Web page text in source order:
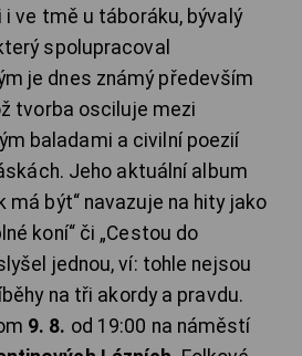
ve tmě u táboráku, bývalý
spolupracoval
je dnes známý především
tvorba osciluje mezi
baladami a civilní poezií
Jeho aktuální album
má být“ navazuje na hity jako
koní“ či „Cestou do
jednou, ví: tohle nejsou
na tři akordy a pravdu.
9. 8. od 19:00 na náměstí